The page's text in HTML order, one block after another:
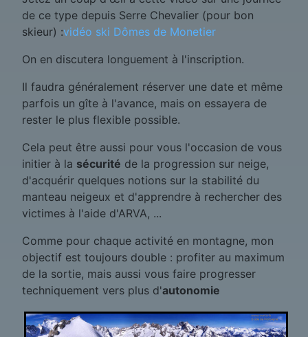
de ce type depuis Serre Chevalier (pour bon
skieur) :vidéo ski Dômes de Monetier
On en discutera longuement à l'inscription.
Il faudra généralement réserver une date et même
parfois un gîte à l'avance, mais on essayera de
rester le plus flexible possible.
Cela peut être aussi pour vous l'occasion de vous
initier à la sécurité de la progression sur neige,
d'acquérir quelques notions sur la stabilité du
manteau neigeux et d'apprendre à rechercher des
victimes à l'aide d'ARVA, ...
Comme pour chaque activité en montagne, mon
objectif est toujours double : profiter au maximum
de la sortie, mais aussi vous faire progresser
techniquement vers plus d'autonomie